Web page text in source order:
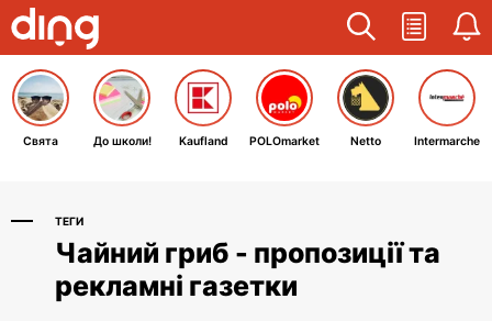
Свята До школи! Kaufland POLOmarket Netto Intermarche
ТЕГИ
Чайний гриб - пропозиції та
рекламні газетки